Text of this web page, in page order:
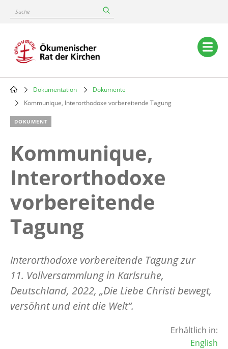
content
Suche
Main
navigation
Breadcrumb
Dokumentation
Dokumente
Kommunique, Interorthodoxe vorbereitende Tagung
DOKUMENT
Kommunique,
Interorthodoxe
vorbereitende
Tagung
Interorthodoxe vorbereitende Tagung zur
11. Vollversammlung in Karlsruhe,
Deutschland, 2022, „Die Liebe Christi bewegt,
versöhnt und eint die Welt“.
Erhältlich in:
English